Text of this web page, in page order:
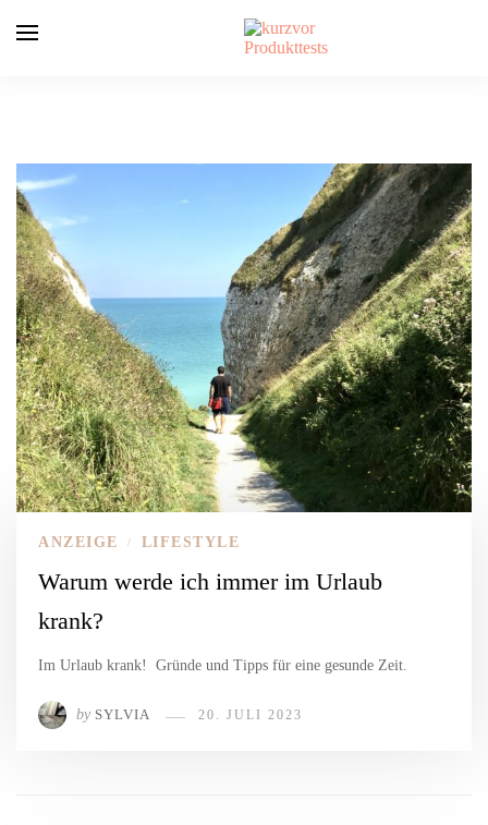
ANZEIGE / LIFESTYLE
Warum werde ich immer im Urlaub
krank?
Im Urlaub krank! Gründe und Tipps für eine gesunde Zeit.
by SYLVIA 20. JULI 2023